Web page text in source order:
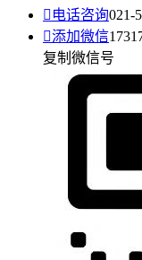
 电话咨询021-
添加微信
复制微信号